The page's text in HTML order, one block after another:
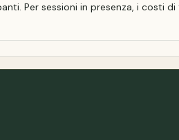
Per sessioni in presenza, i costi